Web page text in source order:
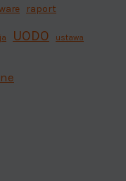
raport
UODO ustawa